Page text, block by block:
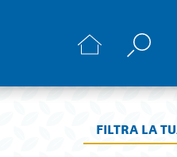
FILTRA LA